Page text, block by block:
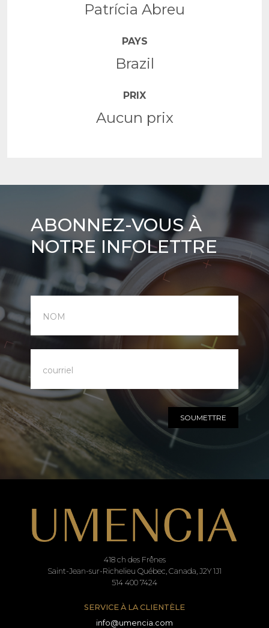
Patrícia Abreu
PAYS
Brazil
PRIX
Aucun prix
Abonnez-
vous
à
notre
infolettre
ABONNEZ-VOUS À
NOTRE INFOLETTRE
SOUMETTRE
418 ch des Frênes
Saint-Jean-sur-Richelieu Québec, Canada, J2Y 1J1
514 400 7424
SERVICE À LA CLIENTÈLE
info@umencia.com